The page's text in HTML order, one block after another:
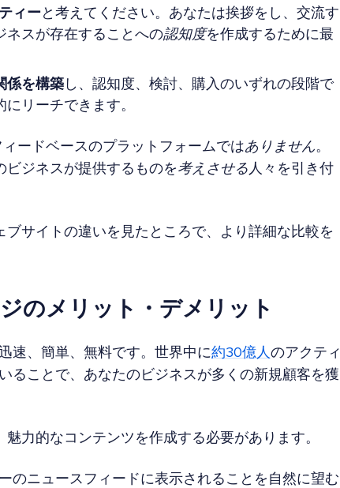
ィーと考えてください。あなたは挨拶をし、交流す
ネスが存在することへの認知度を作成するために最
係を構築 し、認知度、検討、購入のいずれの段階で
リーチできます。
ードベースのプラットフォームではありません。
ビジネスが提供するものを考えさせる 人々を引き付
サイトの違いを見たところで、より詳細な比較を
のメリット・デメリット
速、簡単、無料です。世界中に約30億人のアクティ
ることで、あなたのビジネスが多くの新規顧客を獲
力的なコンテンツを作成する必要があります。
のニュースフィードに表示されることを自然に望む